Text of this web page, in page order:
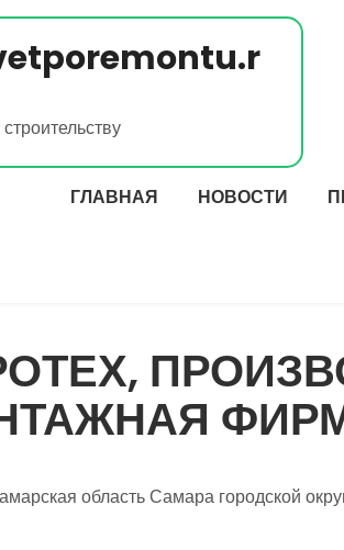
ГЛАВНАЯ НОВОСТИ
область Самара городской